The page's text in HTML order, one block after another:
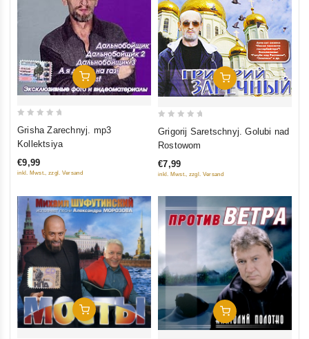
In Den Warenkorb
5
Grisha Zarechnyj. mp3
Kollektsiya
€9,99
inkl. Mwst., zzgl. Versand
In Den Warenkorb
out
5
Grigorij Saretschnyj. Golubi nad
Rostowom
€7,99
inkl. Mwst., zzgl. Versand
In Den Warenkorb In Den Warenkorb